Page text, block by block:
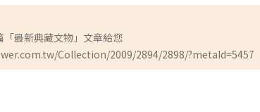
最新典藏文物」文章給您
Collection/2009/2894/2898/?metaId=5457